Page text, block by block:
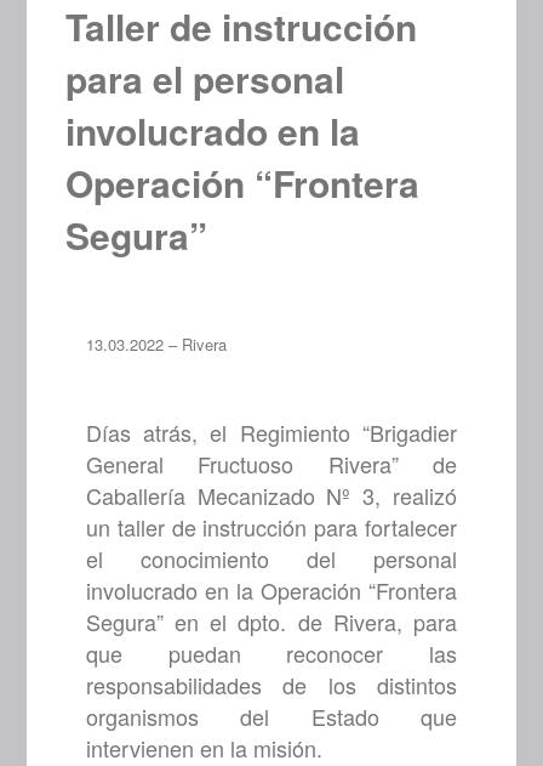
Taller de instrucción
para el personal
involucrado en la
Operación “Frontera
Segura”
13.03.2022 – Rivera
Días atrás, el Regimiento “Brigadier
General Fructuoso Rivera” de
Caballería Mecanizado Nº 3, realizó
un taller de instrucción para fortalecer
el conocimiento del personal
involucrado en la Operación “Frontera
Segura” en el dpto. de Rivera, para
que puedan reconocer las
responsabilidades de los distintos
organismos del Estado que
intervienen en la misión.